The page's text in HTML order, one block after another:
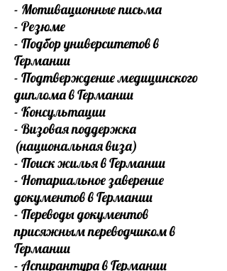
- Мотивационные письма
- Резюме
- Подбор университетов в
Германии
- Подтверждение медицинского
диплома в Германии
- Консультации
- Визовая поддержка
(национальная виза)
- Поиск жилья в Германии
- Нотариальное заверение
документов в Германии
- Переводы документов
присяжным переводчиком в
Германии
- Аспирантура в Германии